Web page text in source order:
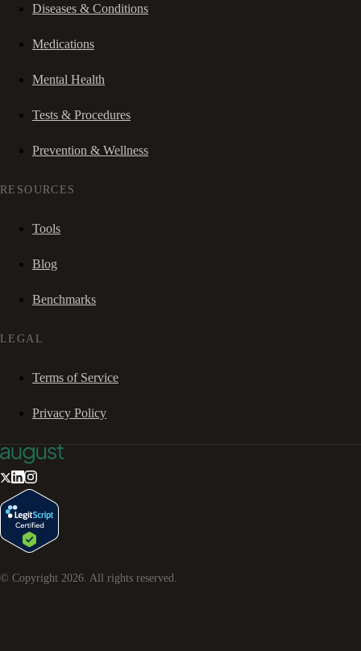
Diseases & Conditions
Medications
Mental Health
Tests & Procedures
Prevention & Wellness
RESOURCES
Tools
Blog
Benchmarks
LEGAL
Terms of Service
Privacy Policy
© Copyright 2026. All rights reserved.